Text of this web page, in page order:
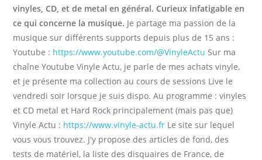
vinyles, CD, et de metal en général. Curieux infatigable en
ce qui concerne la musique. Je partage ma passion de la
musique sur différents supports depuis plus de 15 ans :
Youtube : https://www.youtube.com/@VinyleActu Sur ma
chaîne Youtube Vinyle Actu, je parle de mes achats vinyle,
et je présente ma collection au cours de sessions Live le
vendredi soir lorsque je suis dispo. Au programme : vinyles
et CD metal et Hard Rock principalement (mais pas que)
Vinyle Actu : https://www.vinyle-actu.fr Le site sur lequel
vous vous trouvez. J'y propose des articles de fond, des
tests de matériel, la liste des disquaires de France, de